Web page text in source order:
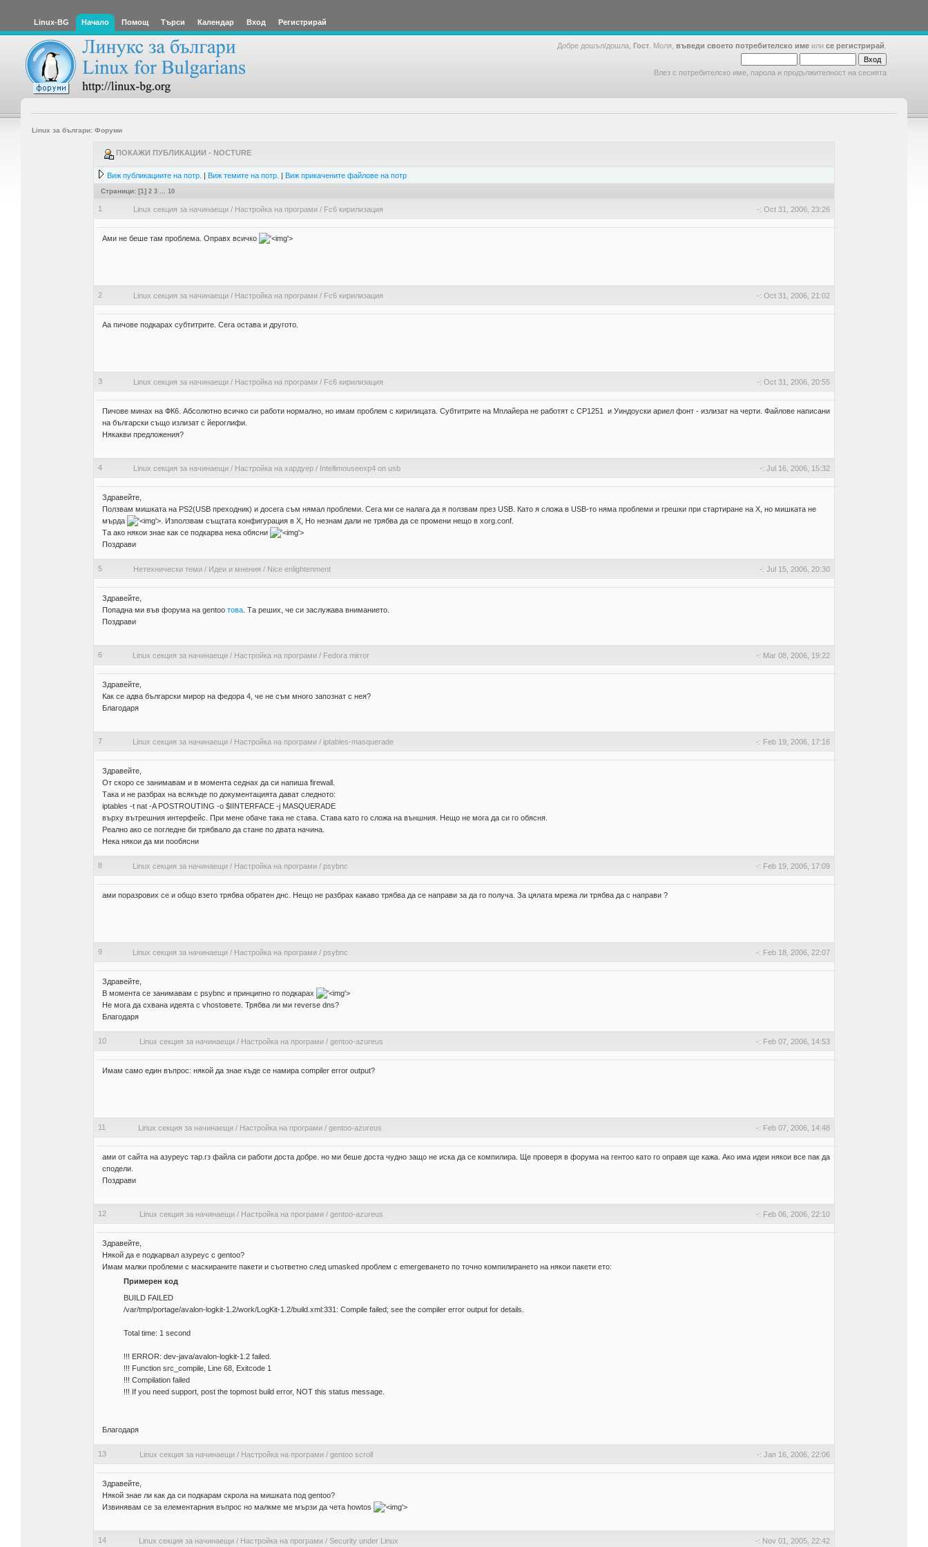
Linux-BG Начало Помощ Търси Календар Вход Регистрирай
Добре дошъл/дошла, Гост . Моля, въведи своето потребителско име или се регистрирай
Влез с потребителско име, парола и продължителност на сесията
Linux за българи: Форуми
ПОКАЖИ ПУБЛИКАЦИИ - NOCTURE
Виж публикациите на потр. | Виж темите на потр. | Виж прикачените файлове на потр
Страници: [1] 2 3 10
1 Linux секция за начинаещи / Настройка на програми / Fc6 кирилизация -: Oct 31, 2006, 23:26
Ами не беше там проблема. Оправх всичко '>
2 Linux секция за начинаещи / Настройка на програми / Fc6 кирилизация -: Oct 31, 2006, 21:02
Аа пичове подкарах субтитрите. Сега остава и другото.
3 Linux секция за начинаещи / Настройка на програми / Fc6 кирилизация -: Oct 31, 2006, 20:55
Пичове минах на ФК6. Абсолютно всичко си работи нормално, но имам проблем с кирилицата. Субтитрите на Мплайера не работят с CP1251 и Уиндоуски ариел фонт - излизат на черти. Файлове написани
на български също излизат с йероглифи.
Някакви предложения?
4 Linux секция за начинаещи / Настройка на хардуер / Intellimouseexp4 on usb -: Jul 16, 2006, 15:32
Здравейте,
Ползвам мишката на PS2(USB преходник) и досега съм нямал проблеми. Сега ми се налага да я ползвам през USB. Като я сложа в USB-то няма проблеми и грешки при стартиране на X, но мишката не
мърда
'> . Използвам същтата конфигурация в X, Но незнам дали не трябва да се промени нещо в xorg.conf.
Та ако някои знае как се подкарва нека обясни
'>
Поздрави
5 Нетехнически теми / Идеи и мнения / Nice enlightenment -: Jul 15, 2006, 20:30
Здравейте,
Попадна ми във форума на gentoo това . Та реших, че си заслужава вниманието.
Поздрави
6 Linux секция за начинаещи / Настройка на програми / Fedora mirror -: Mar 08, 2006, 19:22
Здравейте,
Как се адва български мирор на федора 4, че не съм много запознат с нея?
Благодаря
7 Linux секция за начинаещи / Настройка на програми / iptables-masquerade -: Feb 19, 2006, 17:16
Здравейте,
От скоро се занимавам и в момента седнах да си напиша firewall.
Така и не разбрах на всякъде по документацията дават следното:
iptables -t nat -A POSTROUTING -o $IINTERFACE -j MASQUERADE
върху вътрешния интерфейс. При мене обаче така не става. Става като го сложа на външния. Нещо не мога да си го обясня.
Реално ако се погледне би трябвало да стане по двата начина.
Нека някои да ми пообясни
8 Linux секция за начинаещи / Настройка на програми / psybnc -: Feb 19, 2006, 17:09
ами поразрових се и общо взето трябва обратен днс. Нещо не разбрах какаво трябва да се направи за да го получа. За цялата мрежа ли трябва да с направи ?
9 Linux секция за начинаещи / Настройка на програми / psybnc -: Feb 18, 2006, 22:07
Здравейте,
В момента се занимавам с psybnc и принципно го подкарах
'>
Не мога да схвана идеята с vhostовете. Трябва ли ми reverse dns?
Благодаря
10 Linux секция за начинаещи / Настройка на програми / gentoo-azureus -: Feb 07, 2006, 14:53
Имам само един въпрос: някой да знае къде се намира compiler error output?
11 Linux секция за начинаещи / Настройка на програми / gentoo-azureus -: Feb 07, 2006, 14:48
ами от сайта на азуреус тар.гз файла си работи доста добре. но ми беше доста чудно защо не иска да се компилира. Ще проверя в форума на гентоо като го оправя ще кажа. Ако има идеи някои все пак да
сподели.
Поздрави
12 Linux секция за начинаещи / Настройка на програми / gentoo-azureus -: Feb 06, 2006, 22:10
Здравейте,
Някой да е подкарвал азуреус с gentoo?
Имам малки проблеми с маскираните пакети и съответно след umasked проблем с emergeването по точно компилирането на някои пакети ето:
Примерен код
BUILD FAILED
/var/tmp/portage/avalon-logkit-1.2/work/LogKit-1.2/build.xml:331: Compile failed; see the compiler error output for details.
Total time: 1 second
!!! ERROR: dev-java/avalon-logkit-1.2 failed.
!!! Function src_compile, Line 68, Exitcode 1
!!! Compilation failed
!!! If you need support, post the topmost build error, NOT this status message.
Благодаря
13 Linux секция за начинаещи / Настройка на програми / gentoo scroll -: Jan 16, 2006, 22:06
Здравейте,
Някой знае ли как да си подкарам скрола на мишката под gentoo?
Извинявам се за елементарния въпрос но малкме ме мързи да чета howtos
'>
14 Linux секция за начинаещи / Настройка на програми / Security under Linux -: Nov 01, 2005, 22:42